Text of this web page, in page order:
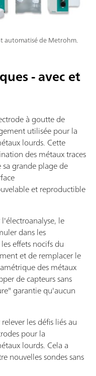
automatisé de Metrohm.
- avec et
à goutte de
utilisée pour la
lourds. Cette
des métaux traces
grande plage de
et reproductible
le
dans les
effets nocifs du
et de remplacer le
des métaux
de capteurs sans
garantie qu'aucun
les défis liés au
pour la
lourds. Cela a
nouvelles sondes sans